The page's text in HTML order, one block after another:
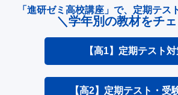
「進研ゼミ高校講座」で、 定期テス
＼学年別の教材をチ
【高1】定期テスト
【高2】定期テスト・受